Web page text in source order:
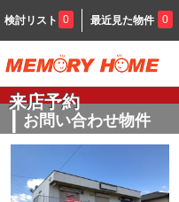
検討リスト 0 最近見た物件 0
来店予約
お問い合わせ物件